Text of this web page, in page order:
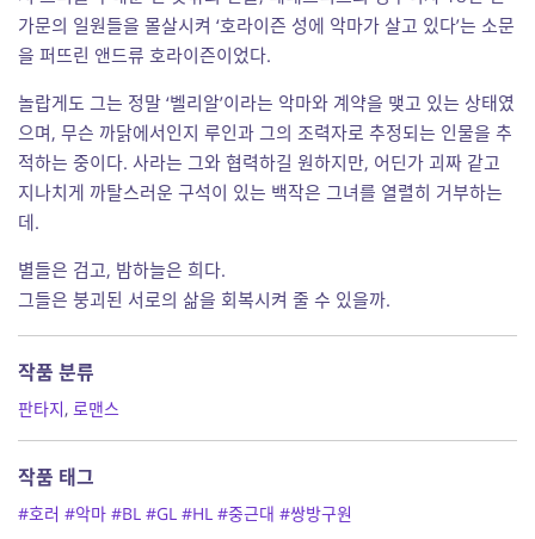
가문의 일원들을 몰살시켜 ‘호라이즌 성에 악마가 살고 있다’는 소문
을 퍼뜨린 앤드류 호라이즌이었다.
놀랍게도 그는 정말 ‘벨리알’이라는 악마와 계약을 맺고 있는 상태였
으며, 무슨 까닭에서인지 루인과 그의 조력자로 추정되는 인물을 추
적하는 중이다. 사라는 그와 협력하길 원하지만, 어딘가 괴짜 같고
지나치게 까탈스러운 구석이 있는 백작은 그녀를 열렬히 거부하는
데.
별들은 검고, 밤하늘은 희다.
그들은 붕괴된 서로의 삶을 회복시켜 줄 수 있을까.
작품 분류
판타지, 로맨스
작품 태그
#호러 #악마 #BL #GL #HL #중근대 #쌍방구원